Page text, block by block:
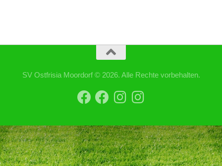
SV Ostfrisia Moordorf © 2026. Alle Rechte vorbehalten.